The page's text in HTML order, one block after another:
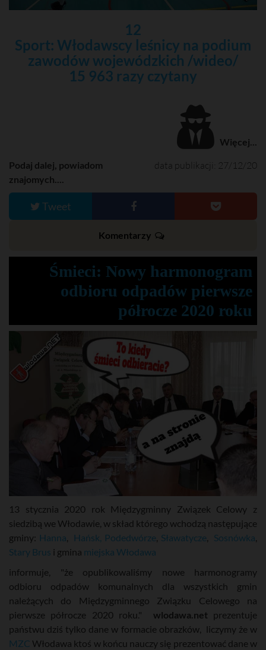
12
Sport: Włodawscy leśnicy na podium
zawodów wojewódzkich /wideo/
15 963 razy czytany
Więcej...
data publikacji: 27/12/20
Podaj dalej, powiadom
znajomych....
Tweet
Komentarzy
Śmieci: Nowy harmonogram
odbioru odpadów pierwsze
półrocze 2020 roku
13 stycznia 2020 rok Międzygminny Związek Celowy z
siedzibą we Włodawie, w skład którego wchodzą następujące
gminy: Hanna Hańsk, Podedwórze Sławatycze Sosnówka
Stary Brus i gmina miejska Włodawa
informuje, "że opublikowaliśmy nowe harmonogramy
odbioru odpadów komunalnych dla wszystkich gmin
należących do Międzygminnego Związku Celowego na
pierwsze półrocze 2020 roku." wlodawa.net prezentuje
państwu dziś tylko dane w formacie obrazków, liczymy że w
MZC Włodawa ktoś w końcu nauczy się prezentować dane w